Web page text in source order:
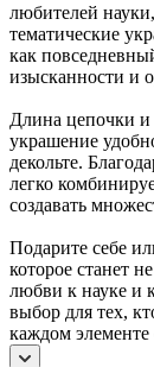
любителей
тематические
как
изысканности и
Длина цепочки и
украшение
декольте.
легко
создавать
Подарите себе
которое станет
любви к науке и
выбор для тех,
каждом элементе